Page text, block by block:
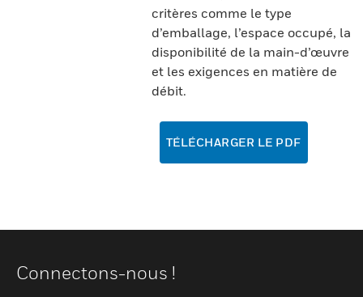
critères comme le type
d’emballage, l’espace occupé, la
disponibilité de la main-d’œuvre
et les exigences en matière de
débit.
TÉLÉCHARGER LE PDF
Connectons-nous !